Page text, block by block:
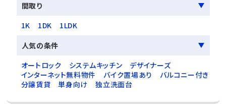
間取り
1K
1DK
1LDK
人気の条件
オートロック
システムキッチン
デザイナーズ
インターネット無料物件
バイク置場あり
バルコニー付き
分譲賃貸
単身向け 独立洗面台